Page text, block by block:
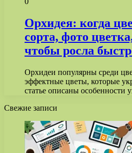
Орхидея: когда
сорта, фото
чтобы росла
Орхидеи популярны среди
эффектные цветы, которые
статье описаны особенности
Свежие записи